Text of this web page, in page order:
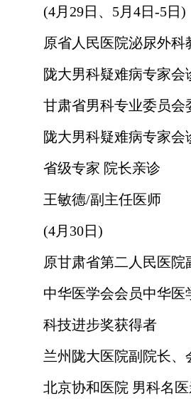
(4月29日、5月4日-5日)
原省人民医院泌尿外科
陇大男科疑难病专家会
甘肃省男科专业委员会
陇大男科疑难病专家会
省级专家 院长亲诊
王敏德/副主任医师
(4月30日)
原甘肃省第二人民医院
中华医学会会员中华医
科技进步奖获得者
兰州陇大医院副院长、
北京协和医院 男科名医